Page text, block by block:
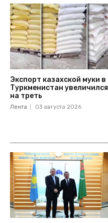
Экспорт казахской муки в
Туркменистан увеличился
на треть
Лента 03 августа 2026